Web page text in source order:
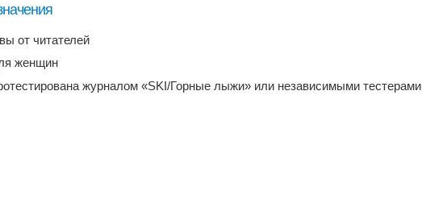
от читателей
женщин
журналом «SKI/Горные лыжи» или независимыми тестерами